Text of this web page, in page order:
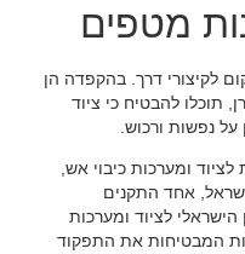
מטפים
לקיצורי דרך. בהקפדה הן
תוכלו להבטיח כי ציוד
נפשות ורכוש.
ומערכות כיבוי אש,
אחד התקנים
לציוד ומערכות
המבטיחות את התפקוד